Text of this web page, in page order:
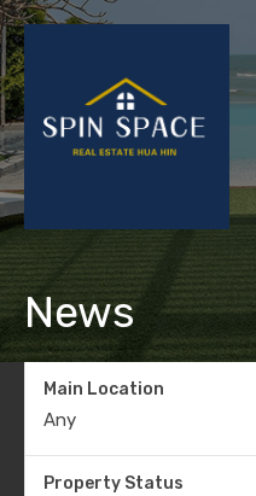
News
Main Location
Any
Property Status